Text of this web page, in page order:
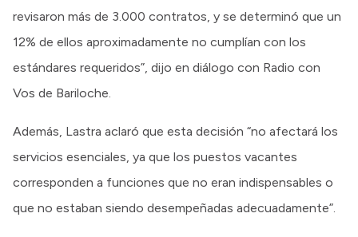
revisaron más de 3.000 contratos, y se determinó que un
12% de ellos aproximadamente no cumplían con los
estándares requeridos”, dijo en diálogo con Radio con
Vos de Bariloche.
Además, Lastra aclaró que esta decisión “no afectará los
servicios esenciales, ya que los puestos vacantes
corresponden a funciones que no eran indispensables o
que no estaban siendo desempeñadas adecuadamente”.